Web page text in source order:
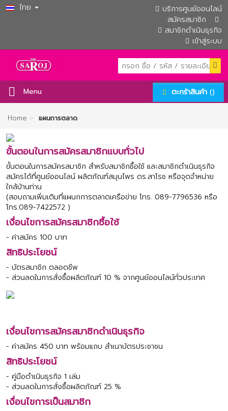
ไทย
บริการศูนย์ออนไลน์
สมัครสมาชิก
สมาชิกดำเนินธุรกิจ
เข้าสู่ระบบ
ตะกร้าสินค้า ()
Menu
Home > แผนการตลาด
ขั้นตอนในการสมัครสมาชิกแบบทั่วไป
ขั้นตอนในการสมัครสมาชิก สำหรับสมาชิกซื้อใช้ และสมาชิกดำเนินธุรกิจ
สมัครได้ที่ศูนย์ออนไลน์ ผลิตภัณฑ์สมุนไพร ดร.สาโรช หรือจุดจำหน่าย
ใกล้บ้านท่าน
(สอบถามเพิ่มเติมที่แผนกการตลาดเครือข่าย โทร. 089-7796536 หรือ
โทร.089-7422572 )
เงื่อนไขการสมัครสมาชิกซื้อใช้
- ค่าสมัคร 100 บาท
สิทธิประโยชน์
- บัตรสมาชิก ตลอดชีพ
- ส่วนลดในการสั่งซื้อผลิตภัณฑ์ 10 % จากศูนย์ออนไลน์ทั่วประเทศ
เงื่อนไขการสมัครสมาชิกดำเนินธุรกิจ
- ค่าสมัคร 450 บาท พร้อมแถบ สำเนาบัตรประชาชน
สิทธิประโยชน์
- คู่มือดำเนินธุรกิจ 1 เล่ม
- ส่วนลดในการสั่งซื้อผลิตภัณฑ์ 25 %
เงื่อนไขการเป็นสมาชิก